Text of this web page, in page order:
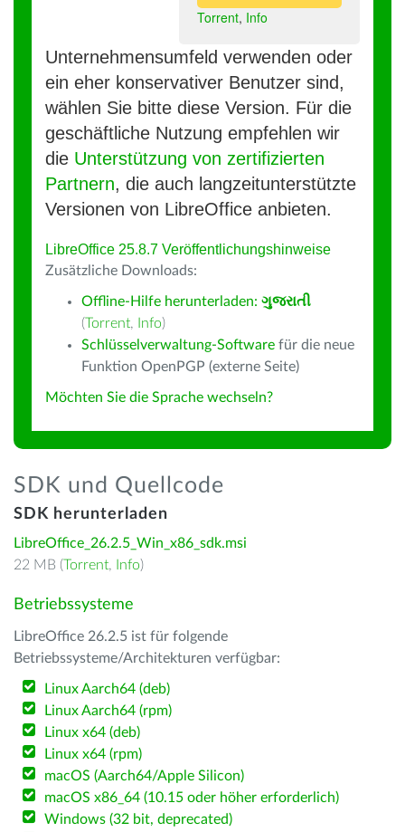
Torrent, Info
Unternehmensumfeld verwenden oder
ein eher konservativer Benutzer sind,
wählen Sie bitte diese Version. Für die
geschäftliche Nutzung empfehlen wir
die Unterstützung von zertifizierten
Partnern, die auch langzeitunterstützte
Versionen von LibreOffice anbieten.
LibreOffice 25.8.7 Veröffentlichungshinweise
Zusätzliche Downloads:
Offline-Hilfe herunterladen: ગુજરાતી
(Torrent, Info)
Schlüsselverwaltung-Software für die neue
Funktion OpenPGP (externe Seite)
Möchten Sie die Sprache wechseln?
SDK und Quellcode
SDK herunterladen
LibreOffice_26.2.5_Win_x86_sdk.msi
22 MB (Torrent, Info)
Betriebssysteme
LibreOffice 26.2.5 ist für folgende
Betriebssysteme/Architekturen verfügbar:
Linux Aarch64 (deb)
Linux Aarch64 (rpm)
Linux x64 (deb)
Linux x64 (rpm)
macOS (Aarch64/Apple Silicon)
macOS x86_64 (10.15 oder höher erforderlich)
Windows (32 bit, deprecated)